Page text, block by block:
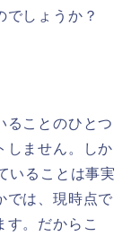
でしょうか？
ることのひとつ
しません。しか
いることは事実
では、現時点で
す。だからこ